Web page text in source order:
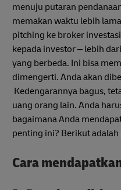
menuju putaran
memakan waktu lebih
pitching ke broker
kepada investor – lebih
yang berbeda. Ini bisa
dimengerti. Anda akan
Kedengarannya bagus,
uang orang lain. Anda
bagaimana Anda
penting ini? Berikut
Cara